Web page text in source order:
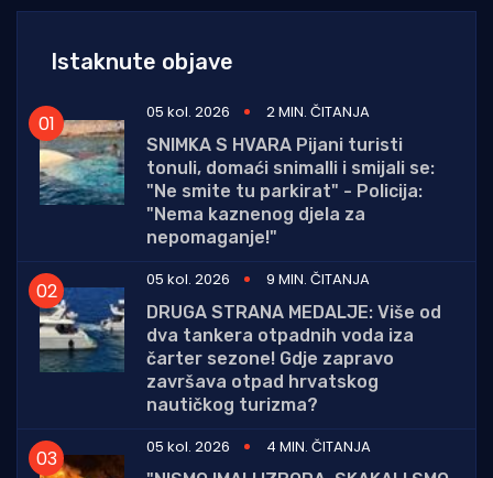
Istaknute objave
05 kol. 2026
2 MIN. ČITANJA
SNIMKA S HVARA Pijani turisti
tonuli, domaći snimalli i smijali se:
"Ne smite tu parkirat" - Policija:
"Nema kaznenog djela za
nepomaganje!"
05 kol. 2026
9 MIN. ČITANJA
DRUGA STRANA MEDALJE: Više od
dva tankera otpadnih voda iza
čarter sezone! Gdje zapravo
završava otpad hrvatskog
nautičkog turizma?
05 kol. 2026
4 MIN. ČITANJA